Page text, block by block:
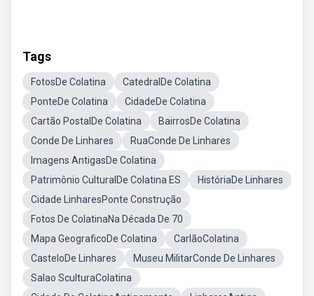
Tags
FotosDe Colatina
CatedralDe Colatina
PonteDe Colatina
CidadeDe Colatina
Cartão PostalDe Colatina
BairrosDe Colatina
Conde De Linhares
RuaConde De Linhares
Imagens AntigasDe Colatina
Patrimônio CulturalDe Colatina ES
HistóriaDe Linhares
Cidade LinharesPonte Construção
Fotos De ColatinaNa Década De 70
Mapa GeograficoDe Colatina
CarlãoColatina
CasteloDe Linhares
Museu MilitarConde De Linhares
Salao SculturaColatina